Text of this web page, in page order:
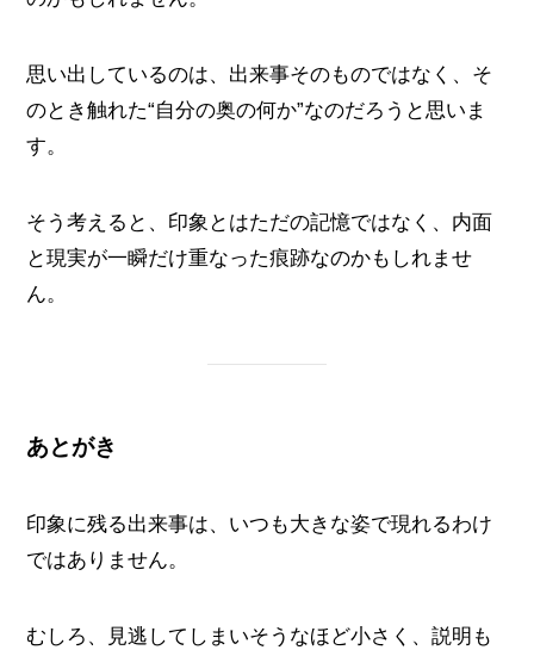
思い出しているのは、出来事そのものではなく、そ
のとき触れた“自分の奥の何か”なのだろうと思いま
す。
そう考えると、印象とはただの記憶ではなく、内面
と現実が一瞬だけ重なった痕跡なのかもしれませ
ん。
あとがき
印象に残る出来事は、いつも大きな姿で現れるわけ
ではありません。
むしろ、見逃してしまいそうなほど小さく、説明も